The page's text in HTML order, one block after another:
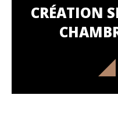
CRÉATION